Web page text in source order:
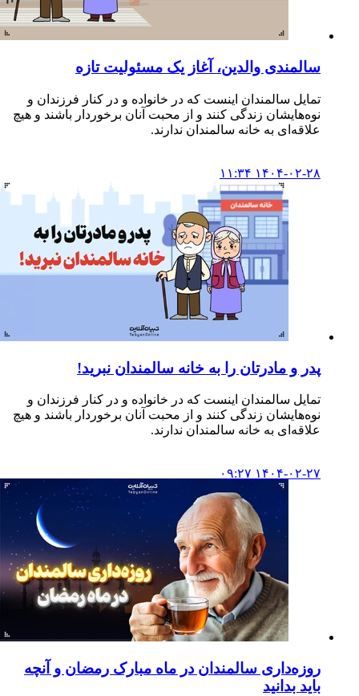
سالمندی والدین، آغاز یک مسئولیت تازه
تمایل سالمندان اینست که در خانواده و در کنار فرزندان و
نوه‌هایشان زندگی کنند و از محبت آنان برخوردار باشند و هیچ
علاقه‌ای به خانه سالمندان ندارند.
۱۴۰۴-۰۲-۲۸ ۱۱:۳۴
پدر و مادرتان را به خانه سالمندان نبرید!
تمایل سالمندان اینست که در خانواده و در کنار فرزندان و
نوه‌هایشان زندگی کنند و از محبت آنان برخوردار باشند و هیچ
علاقه‌ای به خانه سالمندان ندارند.
۱۴۰۴-۰۲-۲۷ ۰۹:۲۷
روزه‌داری سالمندان در ماه مبارک رمضان و آنچه
باید بدانید